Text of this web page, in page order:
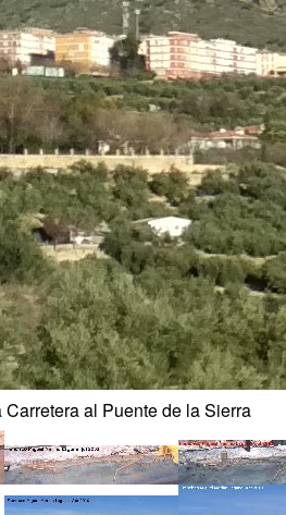
Carretera al Puente de la Sierra